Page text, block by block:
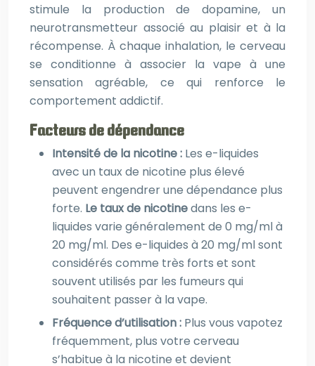
stimule la production de dopamine, un
neurotransmetteur associé au plaisir et à la
récompense. À chaque inhalation, le cerveau
se conditionne à associer la vape à une
sensation agréable, ce qui renforce le
comportement addictif.
Facteurs de dépendance
Intensité de la nicotine : Les e-liquides
avec un taux de nicotine plus élevé
peuvent engendrer une dépendance plus
forte. Le taux de nicotinedans les e-
liquides varie généralement de 0 mg/ml à
20 mg/ml. Des e-liquides à 20 mg/ml sont
considérés comme très forts et sont
souvent utilisés par les fumeurs qui
souhaitent passer à la vape.
Fréquence d’utilisation : Plus vous vapotez
fréquemment, plus votre cerveau
s’habitue à la nicotine et devient